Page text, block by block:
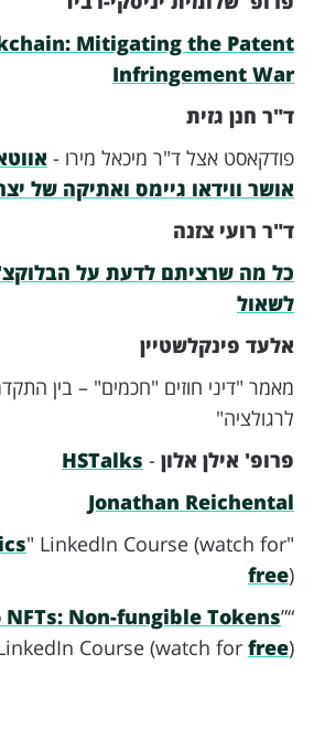
Mitigating the Patent
Infringement War
ד"ר חנן גזית
פודקאסט אצל ד"ר מיכאל מירו -
אושר ווידאו גיימס ואתיקה של
ד"ר רועי צזנה
כל מה שרציתם לדעת על
לשאול
אלעד פינקלשטיין
מאמר "דיני חוזים "חכמים" – בין
לרגולציה"
פרופ' אילן אלון -
HSTalks
Jonathan Reichental
"
" LinkedIn Course (watch for
free)
“
Non-fungible Tokens”
Course (watch for free)